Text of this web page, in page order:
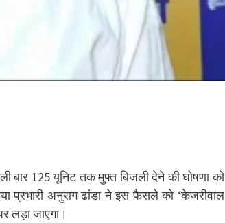
बार 125 यूनिट तक मुफ्त बिजली देने की घोषणा को
प्रभारी अनुराग ढांडा ने इस फैसले को ‘केजरीवाल
लड़ा जाएगा।